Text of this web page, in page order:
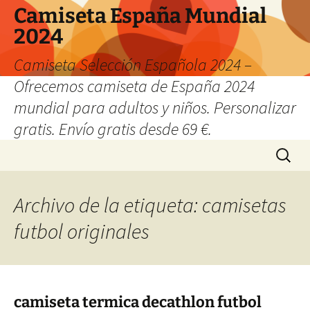
Camiseta España Mundial
2024
Camiseta Selección Española 2024 –
Ofrecemos camiseta de España 2024
mundial para adultos y niños. Personalizar
gratis. Envío gratis desde 69 €.
Buscar:
Archivo de la etiqueta: camisetas
futbol originales
camiseta termica decathlon futbol